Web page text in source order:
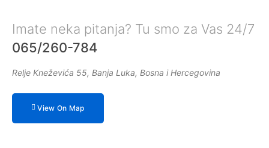
Imate neka pitanja? Tu smo za Vas 24/7
065/260-784
Relje Kneževića 55, Banja Luka, Bosna i Hercegovina
View On Map